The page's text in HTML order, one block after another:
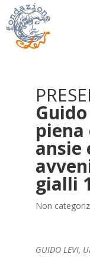
piena
ansie
gialli
Non
GUIDO LEVI,